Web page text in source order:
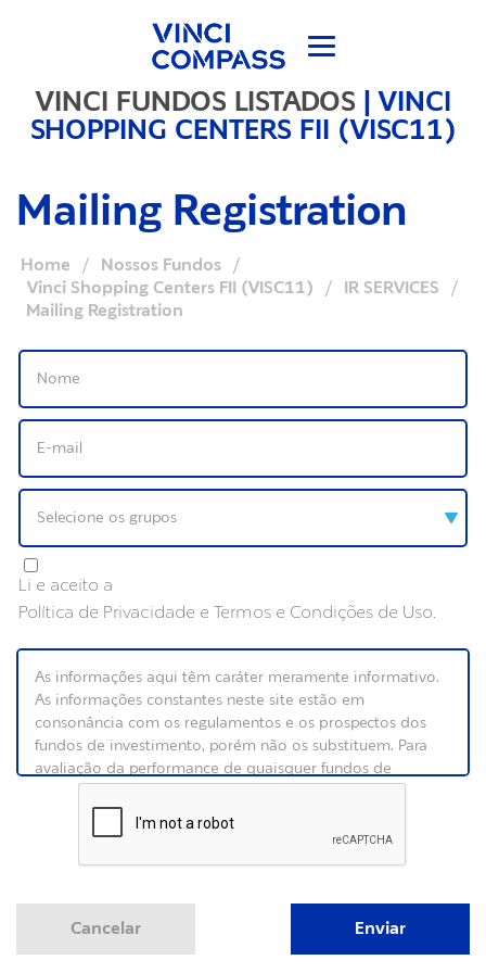
VINCI FUNDOS LISTADOS |VINCI
SHOPPING CENTERS FII (VISC11)
Mailing Registration
Home / Nossos Fundos
/
Vinci Shopping Centers FII (VISC11)
/ IR SERVICES
/
Mailing Registration
Selecione os grupos
Li e aceito a
Política de Privacidade e Termos e Condições de Uso.
Cancelar Enviar